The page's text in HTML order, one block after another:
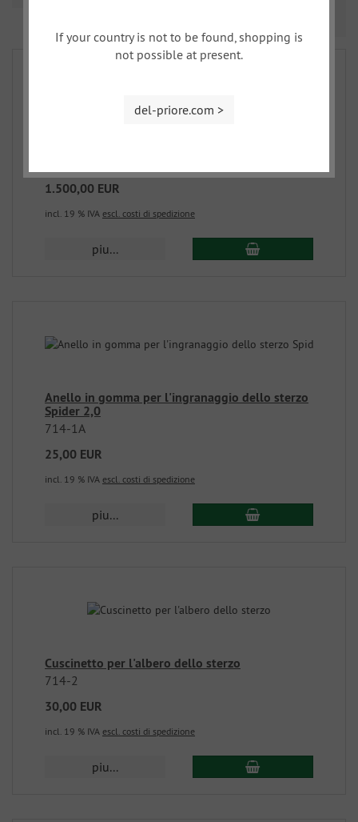
1.500,00 EUR
incl. 19 % IVA escl. costi di spedizione
piu...
Anello in gomma per l'ingranaggio dello sterzo
Spider 2,0
714-1A
25,00 EUR
incl. 19 % IVA escl. costi di spedizione
piu...
Cuscinetto per l'albero dello sterzo
714-2
30,00 EUR
incl. 19 % IVA escl. costi di spedizione
piu...
If your country is not to be found, shopping is
not possible at present.
del-priore.com >